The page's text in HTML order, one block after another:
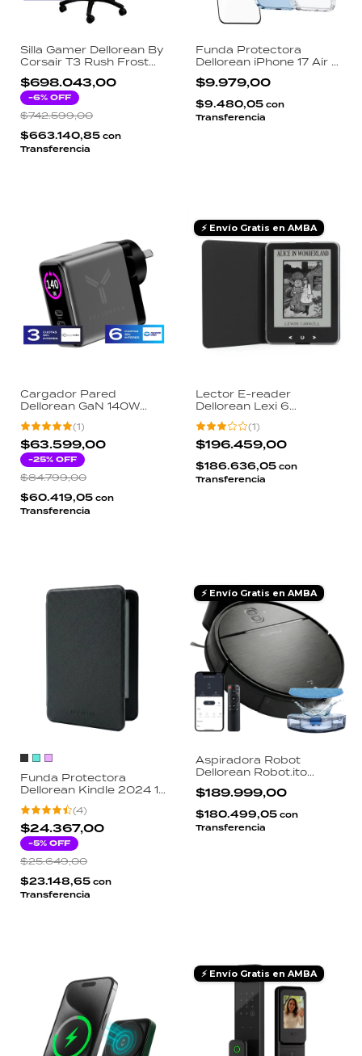
Silla Gamer Dellorean By
Corsair T3 Rush Frost
Tela 4D Reclinable 120kg
- Carbon y Azul
$698.043,00
-6% OFF
$742.599,00
$663.140,85 con
Transferencia
Funda Protectora
Dellorean iPhone 17 Air 3
en 1 Transparente
Magsafe Pro Antigolpes
Vidrio Templado HD y
Protector de Camara
$9.979,00
$9.480,05 con
Transferencia
Cargador Pared
Dellorean GaN 140W
Display LCD Macbook
Pro Notebook Gaming 3
Salidas USB-C USB-A
(1)
$63.599,00
-25% OFF
$84.799,00
$60.419,05 con
Transferencia
⚡ Envío Gratis en AMBA
Lector E-reader
Dellorean Lexi 6
Pulgadas 32GB Android
8.1 Pantalla 300ppi Luz
Ajustable WiFi Bluetooth
Negro
(1)
$196.459,00
$186.636,05 con
Transferencia
Funda Protectora
Dellorean Kindle 2024 11
Generacion 6 Pulgadas
Smart Case Magnetica
Antirayaduras Diseño
Slim
(4)
$24.367,00
-5% OFF
$25.649,00
$23.148,65 con
Transferencia
⚡ Envío Gratis en AMBA
Aspiradora Robot
Dellorean Robot.ito
Barre Trapea WiFi App
Tuya Google Alexa
Sensores Antichoque
$189.999,00
$180.499,05 con
Transferencia
⚡ Envío Gratis en AMBA